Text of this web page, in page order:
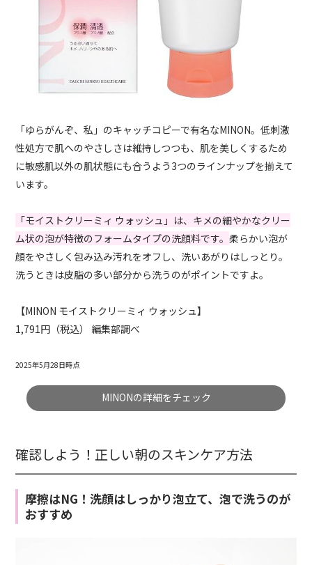
「ゆらがんぞ、私」のキャッチコピーで有名なMINON。低刺激
性処方で肌へのやさしさは維持しつつも、肌を美しくするため
に敏感肌以外の肌状態にも合うよう3つのラインナップを揃えて
います。
「モイストクリーミィ ウォッシュ」は、キメの細やかなクリー
ム状の泡が特徴のフォームタイプの洗顔料です。柔らかい泡が
顔をやさしく包み込み汚れをオフし、洗いあがりはしっとり。
洗うときは皮脂の多い部分から洗うのがポイントですよ。
【MINON モイストクリーミィ ウォッシュ】
1,791円（税込） 編集部調べ
2025年5月28日時点
MINONの詳細をチェック
確認しよう！正しい朝のスキンケア方法
摩擦はNG！洗顔はしっかり泡立て、泡で洗うのが
おすすめ